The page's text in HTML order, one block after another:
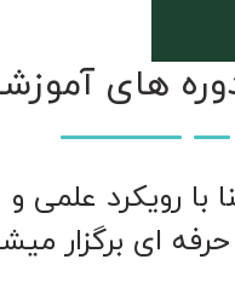
های
با رویکرد علمی
ای برگزار